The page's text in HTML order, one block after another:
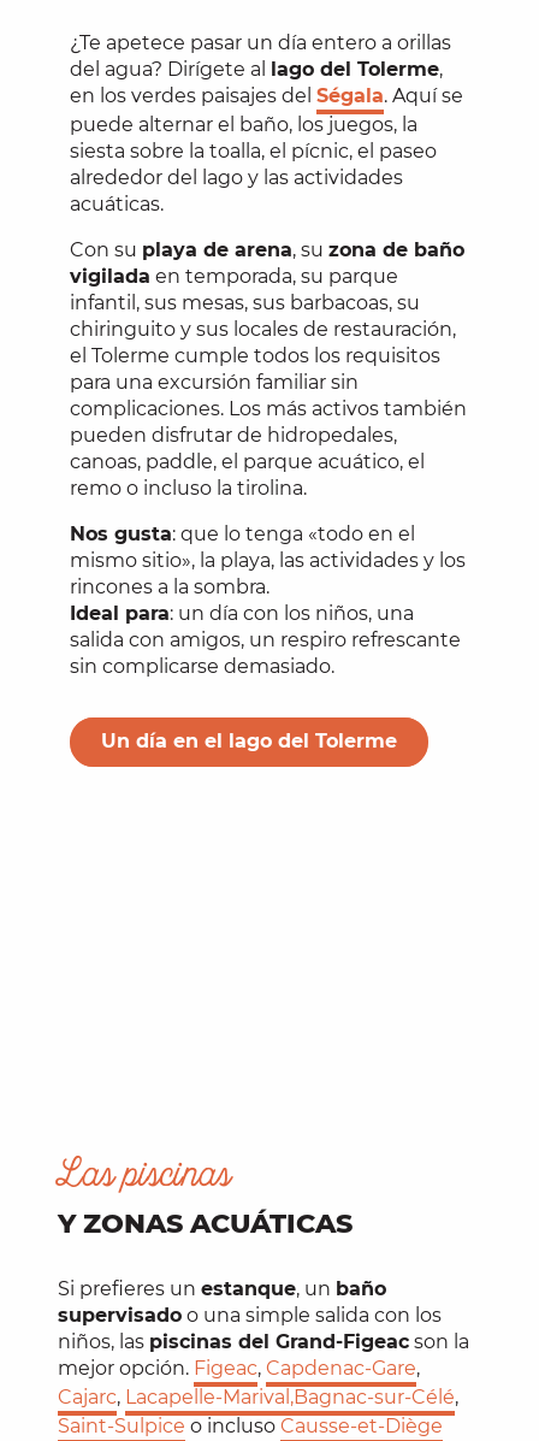
¿Te apetece pasar un día entero a orillas
del agua? Dirígete al lago del Tolerme,
en los verdes paisajes del Ségala. Aquí se
puede alternar el baño, los juegos, la
siesta sobre la toalla, el pícnic, el paseo
alrededor del lago y las actividades
acuáticas.
Con su playa de arena, su zona de baño
vigilada en temporada, su parque
infantil, sus mesas, sus barbacoas, su
chiringuito y sus locales de restauración,
el Tolerme cumple todos los requisitos
para una excursión familiar sin
complicaciones. Los más activos también
pueden disfrutar de hidropedales,
canoas, paddle, el parque acuático, el
remo o incluso la tirolina.
Nos gusta: que lo tenga «todo en el
mismo sitio», la playa, las actividades y los
rincones a la sombra.
Ideal para: un día con los niños, una
salida con amigos, un respiro refrescante
sin complicarse demasiado.
Un día en el lago del Tolerme
Las piscinas
Y ZONAS ACUÁTICAS
Si prefieres un estanque, un baño
supervisado o una simple salida con los
niños, las piscinas del Grand-Figeac son la
mejor opción. Figeac, Capdenac-Gare,
Cajarc, Lacapelle-Marival,Bagnac-sur-Célé,
Saint-Sulpice o incluso Causse-et-Diège